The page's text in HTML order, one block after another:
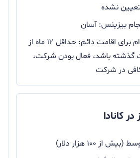
نشده
بیزینس: آسان
شرایط اقدام برای اقامت دائم: حداقل ۱۲ ماه از
باشد، فعال بودن شرکت،
در شرکت
کانادا
از ۱۰۰ هزار دلار)